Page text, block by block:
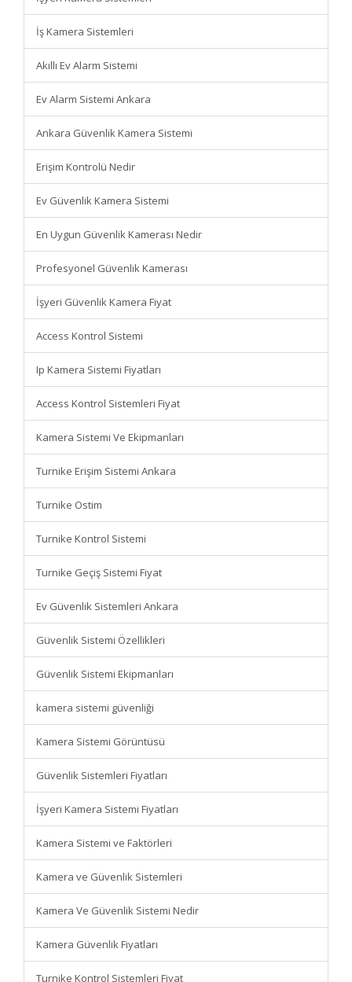
İş Kamera Sistemleri
Akıllı Ev Alarm Sistemi
Ev Alarm Sistemi Ankara
Ankara Güvenlik Kamera Sistemi
Erişim Kontrolü Nedir
Ev Güvenlik Kamera Sistemi
En Uygun Güvenlik Kamerası Nedir
Profesyonel Güvenlik Kamerası
İşyeri Güvenlik Kamera Fiyat
Access Kontrol Sistemi
Ip Kamera Sistemi Fiyatları
Access Kontrol Sistemleri Fiyat
Kamera Sistemi Ve Ekipmanları
Turnike Erişim Sistemi Ankara
Turnike Ostim
Turnike Kontrol Sistemi
Turnike Geçiş Sistemi Fiyat
Ev Güvenlik Sistemleri Ankara
Güvenlik Sistemi Özellikleri
Güvenlik Sistemi Ekipmanları
kamera sistemi güvenliği
Kamera Sistemi Görüntüsü
Güvenlik Sistemleri Fiyatları
İşyeri Kamera Sistemi Fiyatları
Kamera Sistemi ve Faktörleri
Kamera ve Güvenlik Sistemleri
Kamera Ve Güvenlik Sistemi Nedir
Kamera Güvenlik Fiyatları
Turnike Kontrol Sistemleri Fiyat